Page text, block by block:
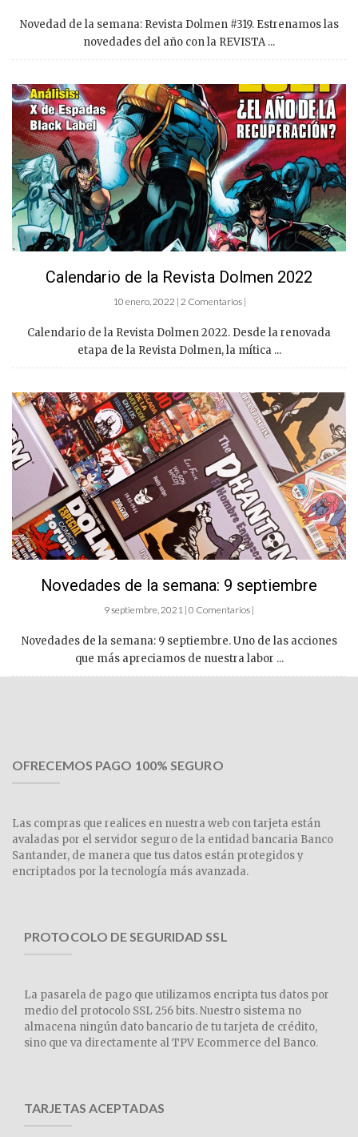
Novedad de la semana: Revista Dolmen #319. Estrenamos las
novedades del año con la REVISTA ...
Calendario de la Revista Dolmen 2022
10 enero, 2022 | 2 Comentarios |
Calendario de la Revista Dolmen 2022. Desde la renovada
etapa de la Revista Dolmen, la mítica ...
Novedades de la semana: 9 septiembre
9 septiembre, 2021 | 0 Comentarios |
Novedades de la semana: 9 septiembre. Uno de las acciones
que más apreciamos de nuestra labor ...
OFRECEMOS PAGO 100% SEGURO
Las compras que realices en nuestra web con tarjeta están
avaladas por el servidor seguro de la entidad bancaria Banco
Santander, de manera que tus datos están protegidos y
encriptados por la tecnología más avanzada.
PROTOCOLO DE SEGURIDAD SSL
La pasarela de pago que utilizamos encripta tus datos por
medio del protocolo SSL 256 bits. Nuestro sistema no
almacena ningún dato bancario de tu tarjeta de crédito,
sino que va directamente al TPV Ecommerce del Banco.
TARJETAS ACEPTADAS